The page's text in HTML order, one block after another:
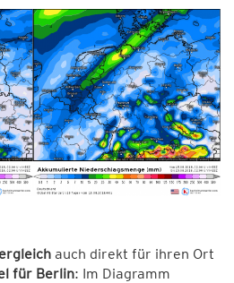
auch direkt für ihren Ort
für Berlin: Im Diagramm